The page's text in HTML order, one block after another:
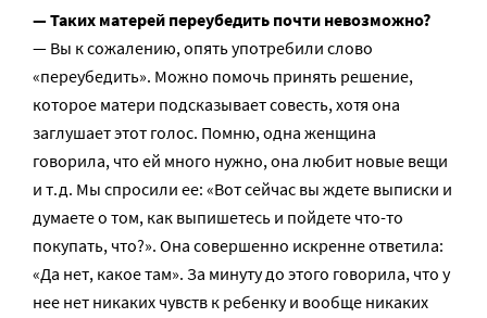
— Таких матерей переубедить почти невозможно?
— Вы к сожалению, опять употребили слово
«переубедить». Можно помочь принять решение,
которое матери подсказывает совесть, хотя она
заглушает этот голос. Помню, одна женщина
говорила, что ей много нужно, она любит новые вещи
и т.д. Мы спросили ее: «Вот сейчас вы ждете выписки и
думаете о том, как выпишетесь и пойдете что-то
покупать, что?». Она совершенно искренне ответила:
«Да нет, какое там». За минуту до этого говорила, что у
нее нет никаких чувств к ребенку и вообще никаких